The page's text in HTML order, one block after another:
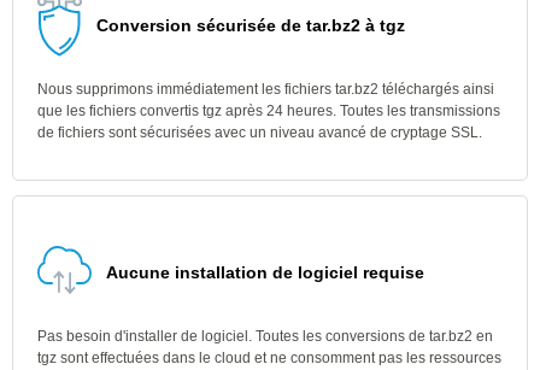
Conversion sécurisée de tar.bz2 à tgz
Nous supprimons immédiatement les fichiers tar.bz2 téléchargés ainsi
que les fichiers convertis tgz après 24 heures. Toutes les transmissions
de fichiers sont sécurisées avec un niveau avancé de cryptage SSL.
Aucune installation de logiciel requise
Pas besoin d'installer de logiciel. Toutes les conversions de tar.bz2 en
tgz sont effectuées dans le cloud et ne consomment pas les ressources